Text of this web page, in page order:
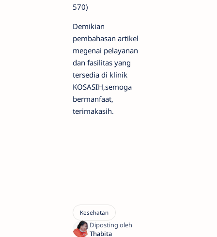
570)
Demikian
pembahasan artikel
megenai pelayanan
dan fasilitas yang
tersedia di klinik
KOSASIH,semoga
bermanfaat,
terimakasih.